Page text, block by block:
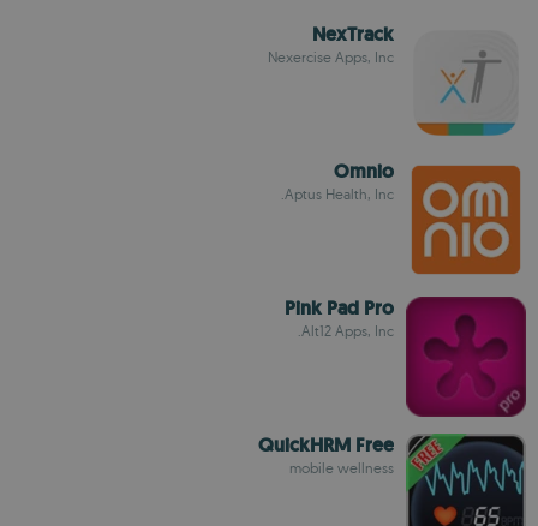
NexTrack
Nexercise Apps, Inc
Omnio
Aptus Health, Inc.
Pink Pad Pro
Alt12 Apps, Inc.
QuickHRM Free
mobile wellness